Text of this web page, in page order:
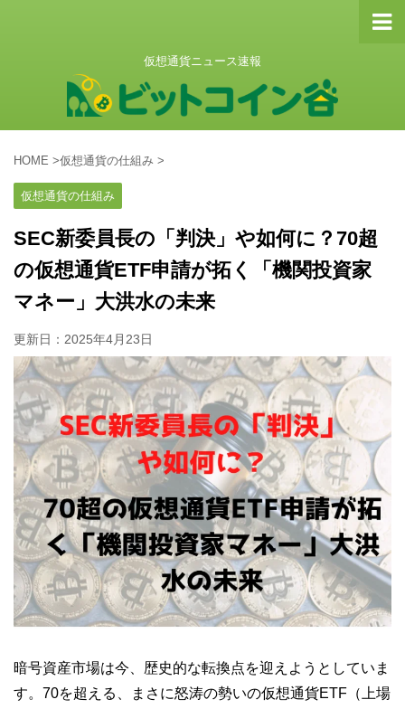
仮想通貨ニュース速報
HOME >仮想通貨の仕組み >
仮想通貨の仕組み
SEC新委員長の「判決」や如何に？70超
の仮想通貨ETF申請が拓く「機関投資家
マネー」大洪水の未来
更新日： 2025年4月23日
暗号資産市場は今、歴史的な転換点を迎えようとしていま
す。70を超える、まさに怒涛の勢いの仮想通貨ETF（上場